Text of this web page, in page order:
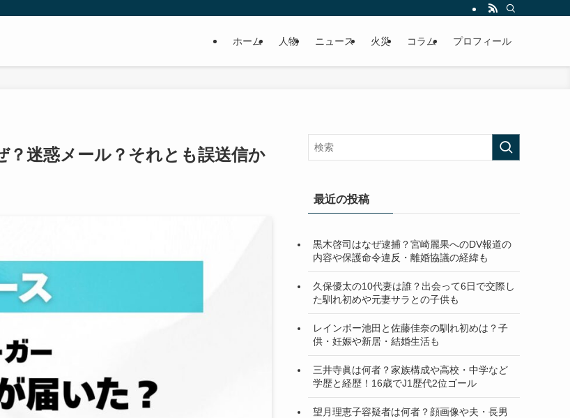
ホーム 人物 ニュース 火災 コラム プロフィール
迷惑メール？それとも誤送信か
最近の投稿
黒木啓司はなぜ逮捕？宮崎麗果へのDV報道の
内容や保護命令違反・離婚協議の経緯も
久保優太の10代妻は誰？出会って6日で交際し
た馴れ初めや元妻サラとの子供も
レインボー池田と佐藤佳奈の馴れ初めは？子
供・妊娠や新居・結婚生活も
三井寺眞は何者？家族構成や高校・中学など
学歴と経歴！16歳でJ1歴代2位ゴール
望月理恵子容疑者は何者？顔画像や夫・長男